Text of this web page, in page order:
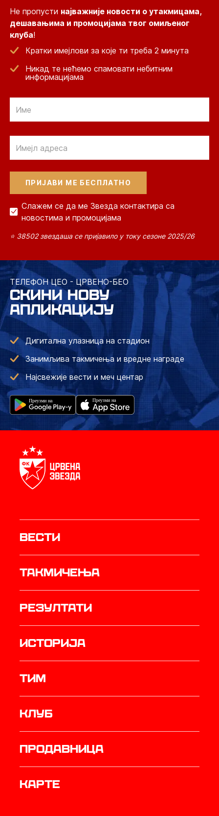
Не пропусти најважније новости о утакмицама,
дешавањима и промоцијама твог омиљеног
клуба!
Кратки имејлови за које ти треба 2 минута
Никад те нећемо спамовати небитним
информацијама
Слажем се да ме Звезда контактира са
новостима и промоцијама
⭐ 38502 звездаша се пријавило у току сезоне 2025/26
ТЕЛЕФОН ЦЕО - ЦРВЕНО-БЕО
СКИНИ НОВУ
АПЛИКАЦИЈУ
Дигитална улазница на стадион
Занимљива такмичења и вредне награде
Најсвежије вести и меч центар
Вести
Такмичења
резултати
историја
ТИМ
Клуб
продавница
Карте